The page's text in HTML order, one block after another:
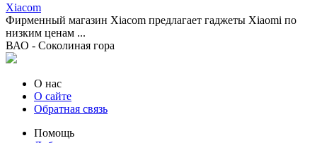
Xiacom
Фирменный магазин Xiacom предлагает гаджеты Xiaomi по
низким ценам ...
ВАО - Соколиная гора
О нас
О сайте
Обратная связь
Помощь